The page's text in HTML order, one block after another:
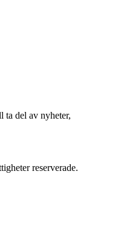
del av nyheter,
reserverade.